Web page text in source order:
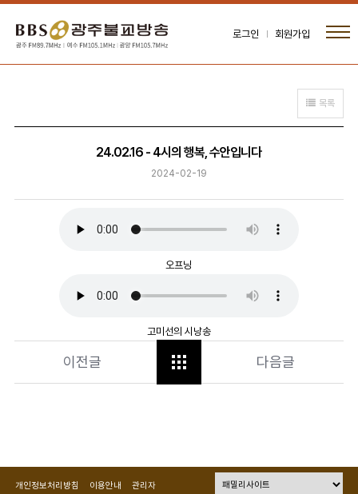
로그인 회원가입
목록
24.02.16 - 4시의 행복, 수안입니다
2024-02-19
오프닝
고미선의 시낭송
이전글 다음글
개인정보처리방침 이용안내 관리자